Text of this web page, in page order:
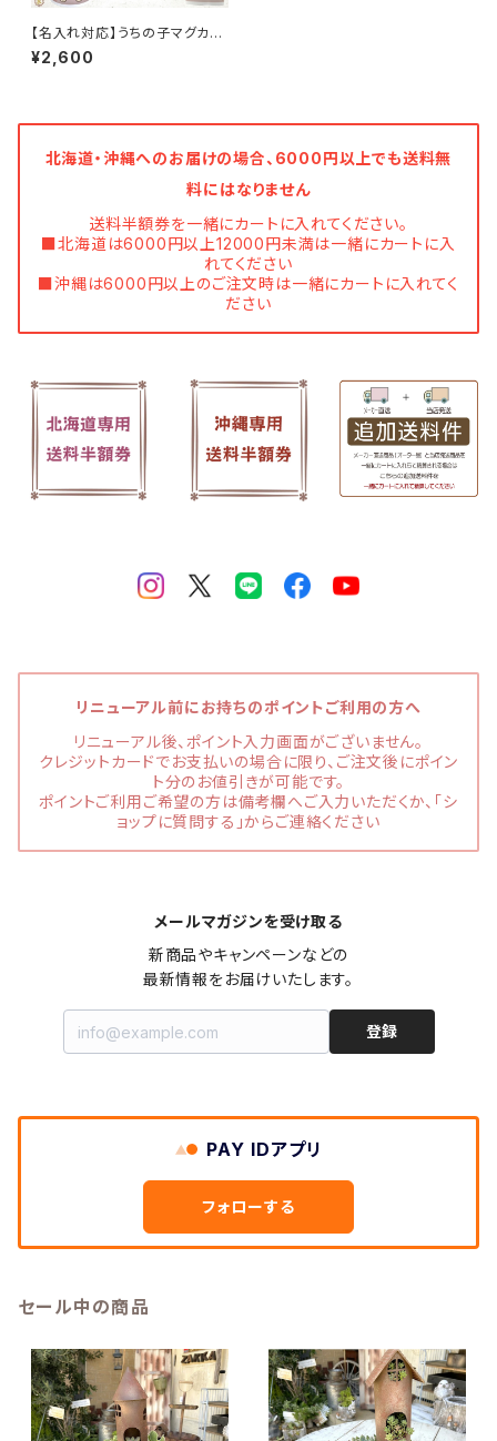
【名入れ対応】うちの子マグカッ
プ ちょこっと寄せOK♪ オーダ
ーで作る 当店オリジナル犬イラ
¥2,600
北海道・沖縄へのお届けの場合、6000円以上でも送料無
料にはなりません
送料半額券を一緒にカートに入れてください。
■北海道は6000円以上12000円未満は一緒にカートに入
れてください
■沖縄は6000円以上のご注文時は一緒にカートに入れてく
ださい
リニューアル前にお持ちのポイントご利用の方へ
リニューアル後、ポイント入力画面がございません。
クレジットカードでお支払いの場合に限り、ご注文後にポイン
ト分のお値引きが可能です。
ポイントご利用ご希望の方は備考欄へご入力いただくか、「シ
ョップに質問する」からご連絡ください
メールマガジンを受け取る
新商品やキャンペーンなどの
最新情報をお届けいたします。
登録
PAY IDアプリ
フォローする
セール中の商品